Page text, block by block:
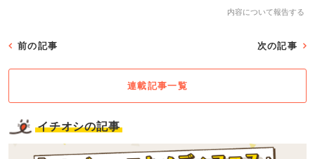
内容について報告する
前の記事 次の記事
連載記事一覧
イチオシの記事